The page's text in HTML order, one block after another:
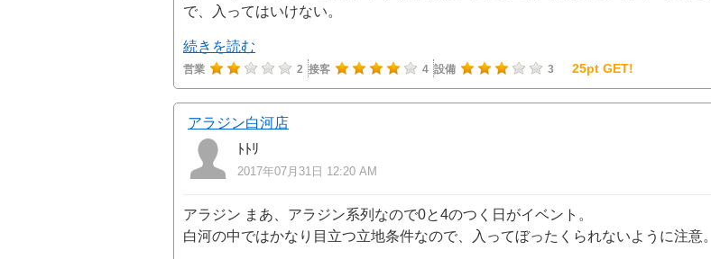
で、入ってはいけない。
続きを読む
営業 2 接客 4 設備 3 25pt GET!
アラジン白河店
ﾄﾄﾘ
2017年07月31日 12:20 AM
アラジン まあ、アラジン系列なので0と4のつく日がイベント。
白河の中ではかなり目立つ立地条件なので、入ってぼったくられないように注意。